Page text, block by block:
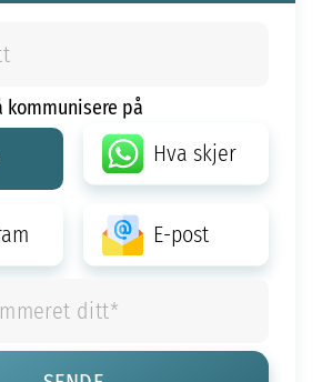
kommunisere på
Hva skjer
E-post